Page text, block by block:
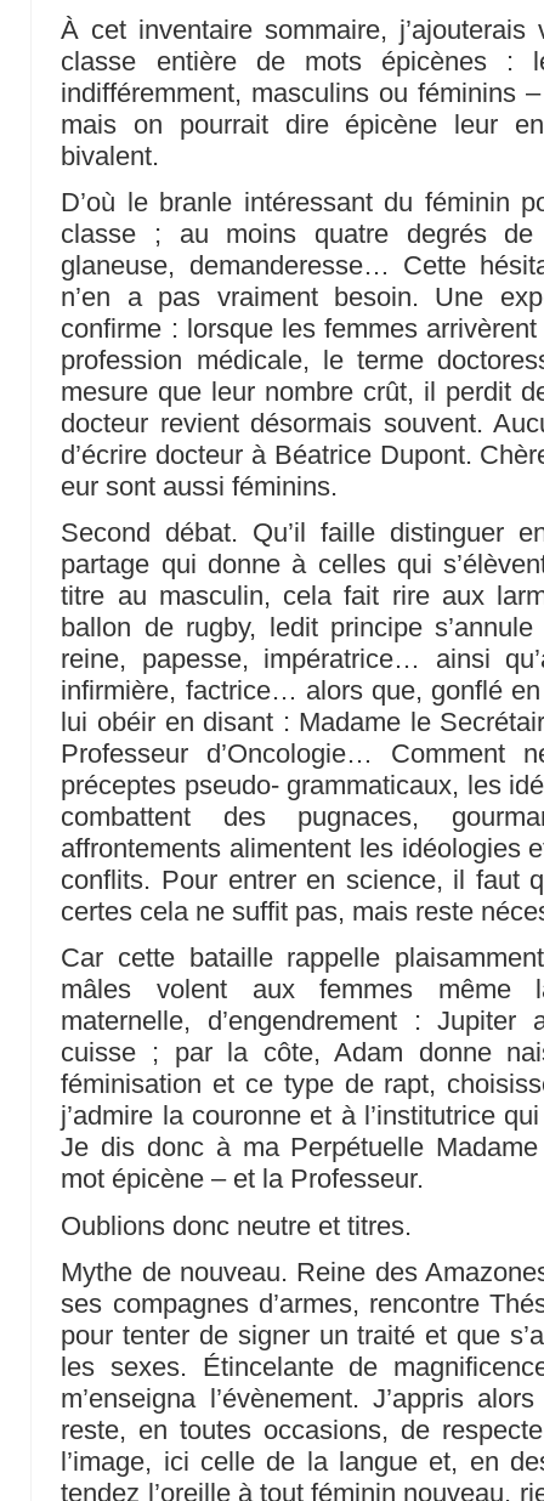
À cet inventaire sommaire, j’ajouterais
classe entière de mots épicènes :
indifféremment, masculins ou féminins
mais on pourrait dire épicène leur
bivalent.
D’où le branle intéressant du féminin
classe ; au moins quatre degrés
glaneuse, demanderesse… Cette
n’en a pas vraiment besoin. Une
confirme : lorsque les femmes
profession médicale, le terme
mesure que leur nombre crût, il perdit
docteur revient désormais souvent.
d’écrire docteur à Béatrice Dupont.
eur sont aussi féminins.
Second débat. Qu’il faille distinguer
partage qui donne à celles qui
titre au masculin, cela fait rire aux
ballon de rugby, ledit principe
reine, papesse, impératrice… ainsi
infirmière, factrice… alors que, gonflé
lui obéir en disant : Madame le
Professeur d’Oncologie… Comment
préceptes pseudo- grammaticaux, les
combattent des pugnaces,
affrontements alimentent les idéologies
conflits. Pour entrer en science, il faut
certes cela ne suffit pas, mais reste
Car cette bataille rappelle
mâles volent aux femmes même
maternelle, d’engendrement : Jupiter
cuisse ; par la côte, Adam donne
féminisation et ce type de rapt,
j’admire la couronne et à l’institutrice
Je dis donc à ma Perpétuelle
mot épicène – et la Professeur.
Oublions donc neutre et titres.
Mythe de nouveau. Reine des
ses compagnes d’armes, rencontre
pour tenter de signer un traité et que
les sexes. Étincelante de
m’enseigna l’évènement. J’appris
reste, en toutes occasions, de
l’image, ici celle de la langue et, en
tendez l’oreille à tout féminin nouveau,